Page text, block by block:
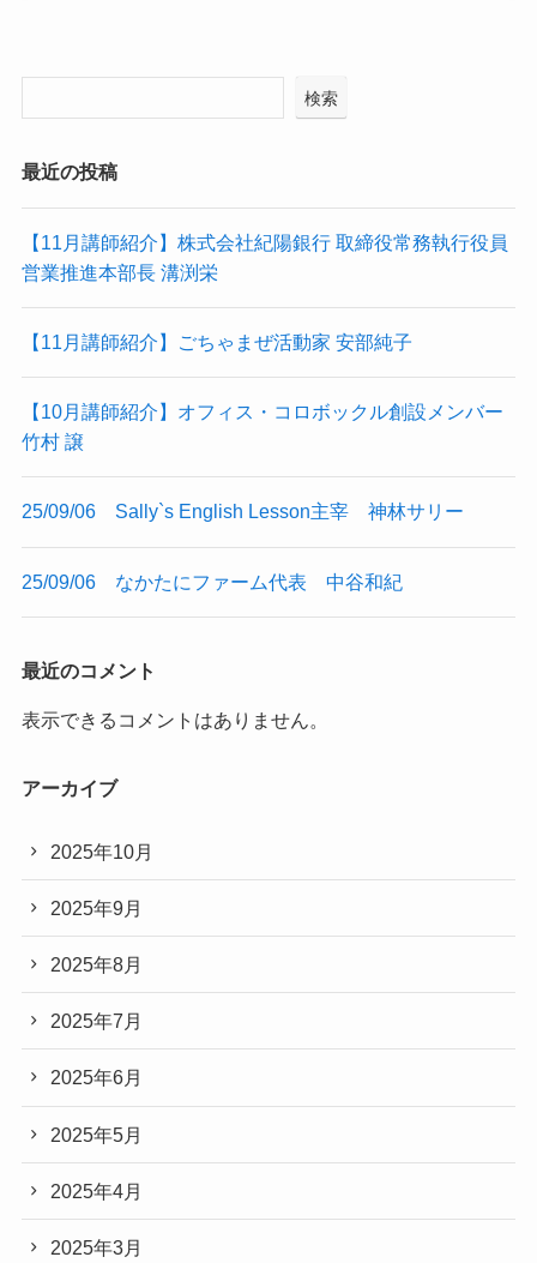
検索
最近の投稿
【11月講師紹介】株式会社紀陽銀行 取締役常務執行役員
営業推進本部長 溝渕栄
【11月講師紹介】ごちゃまぜ活動家 安部純子
【10月講師紹介】オフィス・コロボックル創設メンバー
竹村 譲
25/09/06 Sally`s English Lesson主宰 神林サリー
25/09/06 なかたにファーム代表 中谷和紀
最近のコメント
表示できるコメントはありません。
アーカイブ
2025年10月
2025年9月
2025年8月
2025年7月
2025年6月
2025年5月
2025年4月
2025年3月